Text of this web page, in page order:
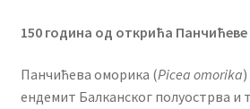
150 година од открића
Панчићева оморика (Picea omorika
ендемит Балканског полуострва и